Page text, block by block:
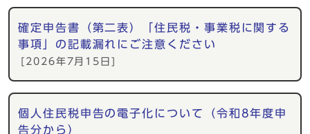
メインメニュー
確定申告書（第二表）「住民税・事業税に関する
事項」の記載漏れにご注意ください
[2026年7月15日]
個人住民税申告の電子化について（令和8年度申
告分から）